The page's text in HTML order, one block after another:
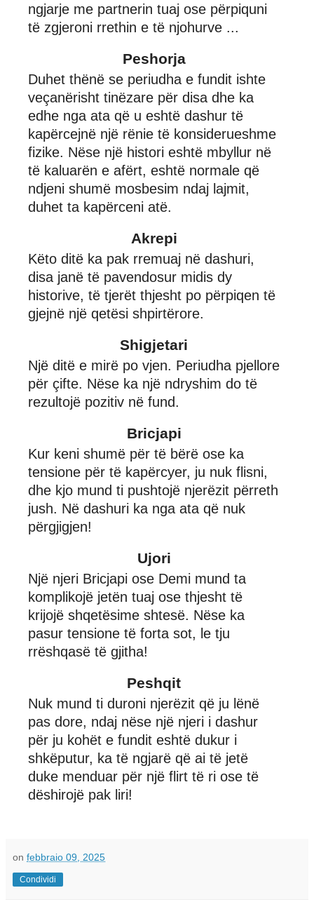
ngjarje me partnerin tuaj ose përpiquni
të zgjeroni rrethin e të njohurve ...
Peshorja
Duhet thënë se periudha e fundit ishte
veçanërisht tinëzare për disa dhe ka
edhe nga ata që u eshtë dashur të
kapërcejnë një rënie të konsiderueshme
fizike. Nëse një histori eshtë mbyllur në
të kaluarën e afërt, eshtë normale që
ndjeni shumë mosbesim ndaj lajmit,
duhet ta kapërceni atë.
Akrepi
Këto ditë ka pak rremuaj në dashuri,
disa janë të pavendosur midis dy
historive, të tjerët thjesht po përpiqen të
gjejnë një qetësi shpirtërore.
Shigjetari
Një ditë e mirë po vjen. Periudha pjellore
për çifte. Nëse ka një ndryshim do të
rezultojë pozitiv në fund.
Bricjapi
Kur keni shumë për të bërë ose ka
tensione për të kapërcyer, ju nuk flisni,
dhe kjo mund ti pushtojë njerëzit përreth
jush. Në dashuri ka nga ata që nuk
përgjigjen!
Ujori
Një njeri Bricjapi ose Demi mund ta
komplikojë jetën tuaj ose thjesht të
krijojë shqetësime shtesë. Nëse ka
pasur tensione të forta sot, le tju
rrëshqasë të gjitha!
Peshqit
Nuk mund ti duroni njerëzit që ju lënë
pas dore, ndaj nëse një njeri i dashur
për ju kohët e fundit eshtë dukur i
shkëputur, ka të ngjarë që ai të jetë
duke menduar për një flirt të ri ose të
dëshirojë pak liri!
on febbraio 09, 2025
Condividi